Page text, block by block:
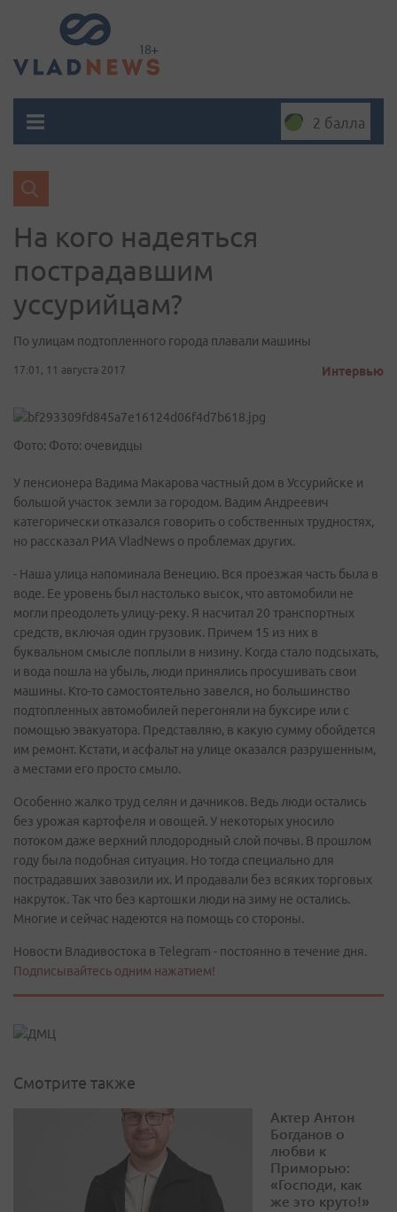
2 балла
На кого надеяться
пострадавшим
уссурийцам?
По улицам подтопленного города плавали машины
17:01, 11 августа 2017 Интервью
Фото: Фото: очевидцы
У пенсионера Вадима Макарова частный дом в Уссурийске и
большой участок земли за городом. Вадим Андреевич
категорически отказался говорить о собственных трудностях,
но рассказал РИА VladNews о проблемах других.
- Наша улица напоминала Венецию. Вся проезжая часть была в
воде. Ее уровень был настолько высок, что автомобили не
могли преодолеть улицу-реку. Я насчитал 20 транспортных
средств, включая один грузовик. Причем 15 из них в
буквальном смысле поплыли в низину. Когда стало подсыхать,
и вода пошла на убыль, люди принялись просушивать свои
машины. Кто-то самостоятельно завелся, но большинство
подтопленных автомобилей перегоняли на буксире или с
помощью эвакуатора. Представляю, в какую сумму обойдется
им ремонт. Кстати, и асфальт на улице оказался разрушенным,
а местами его просто смыло.
Особенно жалко труд селян и дачников. Ведь люди остались
без урожая картофеля и овощей. У некоторых уносило
потоком даже верхний плодородный слой почвы. В прошлом
году была подобная ситуация. Но тогда специально для
пострадавших завозили их. И продавали без всяких торговых
накруток. Так что без картошки люди на зиму не остались.
Многие и сейчас надеются на помощь со стороны.
Новости Владивостока в Telegram - постоянно в течение дня.
Подписывайтесь одним нажатием!
Смотрите также
Актер Антон
Богданов о
любви к
Приморью:
«Господи, как
же это круто!»